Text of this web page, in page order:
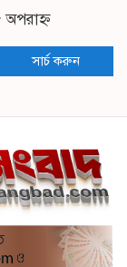
সার্চ করুন